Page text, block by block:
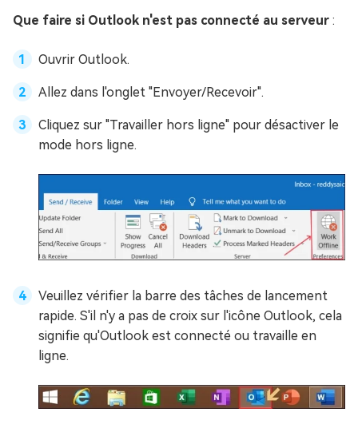
Que faire si Outlook n'est pas connecté au serveur :
Ouvrir Outlook.
Allez dans l'onglet "Envoyer/Recevoir".
Cliquez sur "Travailler hors ligne" pour désactiver le
mode hors ligne.
Veuillez vérifier la barre des tâches de lancement
rapide. S'il n'y a pas de croix sur l'icône Outlook, cela
signifie qu'Outlook est connecté ou travaille en
ligne.